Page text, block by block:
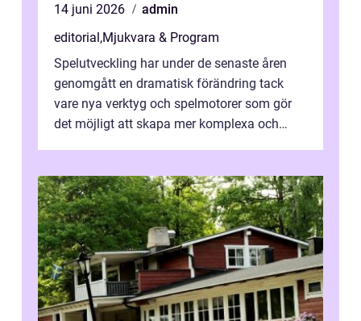
14 juni 2026
admin
editorial,Mjukvara & Program
Spelutveckling har under de senaste åren
genomgått en dramatisk förändring tack
vare nya verktyg och spelmotorer som gör
det möjligt att skapa mer komplexa och